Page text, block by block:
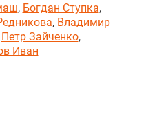
, Богдан Ступка,
, Владимир
Петр Зайченко,
Иван